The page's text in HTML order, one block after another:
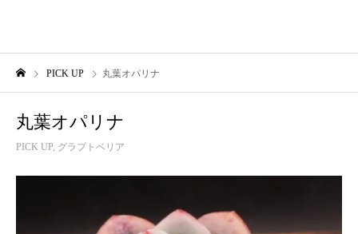
PICK UP 丸葉オパリナ
丸葉オパリナ
PICK UP グラプトベリア